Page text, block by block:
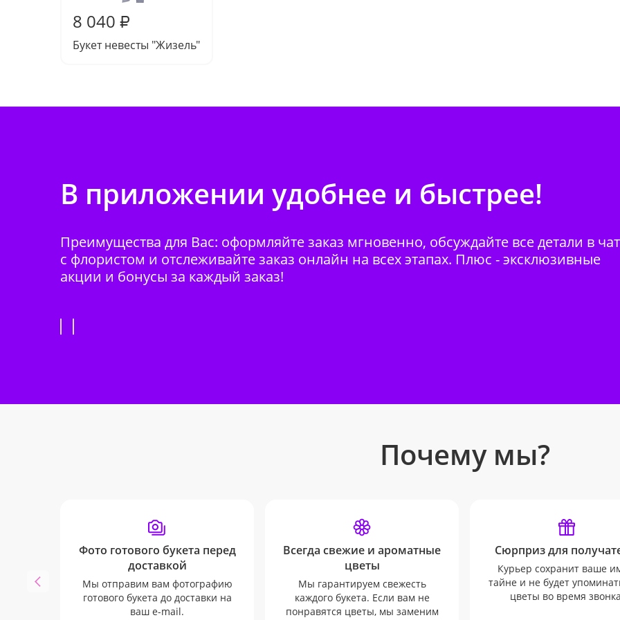
8 040 ₽
Букет невесты "Жизель"
В приложении удобнее и быстрее!
Преимущества для Вас: оформляйте заказ мгновенно, обсуждайте все детали в
с флористом и отслеживайте заказ онлайн на всех этапах. Плюс - эксклюзивные
акции и бонусы за каждый заказ!
Почему мы?
Фото готового букета перед
доставкой
Мы отправим вам фотографию
готового букета до доставки на
ваш e-mail.
Всегда свежие и ароматные
цветы
Мы гарантируем свежесть
каждого букета. Если вам не
понравятся цветы, мы заменим
Сюрприз для
Курьер сохранит ваше
тайне и не будет
цветы во время